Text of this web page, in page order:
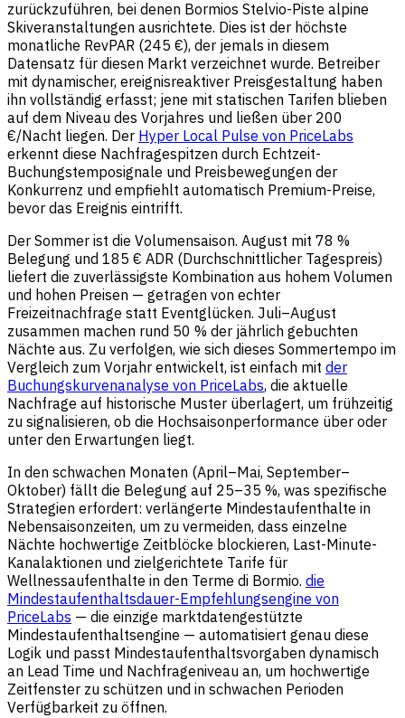
zurückzuführen, bei denen Bormios Stelvio-Piste alpine
Skiveranstaltungen ausrichtete. Dies ist der höchste
monatliche RevPAR (245 €), der jemals in diesem
Datensatz für diesen Markt verzeichnet wurde. Betreiber
mit dynamischer, ereignisreaktiver Preisgestaltung haben
ihn vollständig erfasst; jene mit statischen Tarifen blieben
auf dem Niveau des Vorjahres und ließen über 200
€/Nacht liegen. Der Hyper Local Pulse von PriceLabs
erkennt diese Nachfragespitzen durch Echtzeit-
Buchungstemposignale und Preisbewegungen der
Konkurrenz und empfiehlt automatisch Premium-Preise,
bevor das Ereignis eintrifft.
Der Sommer ist die Volumensaison. August mit 78 %
Belegung und 185 € ADR (Durchschnittlicher Tagespreis)
liefert die zuverlässigste Kombination aus hohem Volumen
und hohen Preisen — getragen von echter
Freizeitnachfrage statt Eventglücken. Juli–August
zusammen machen rund 50 % der jährlich gebuchten
Nächte aus. Zu verfolgen, wie sich dieses Sommertempo im
Vergleich zum Vorjahr entwickelt, ist einfach mit der
Buchungskurvenanalyse von PriceLabs, die aktuelle
Nachfrage auf historische Muster überlagert, um frühzeitig
zu signalisieren, ob die Hochsaisonperformance über oder
unter den Erwartungen liegt.
In den schwachen Monaten (April–Mai, September–
Oktober) fällt die Belegung auf 25–35 %, was spezifische
Strategien erfordert: verlängerte Mindestaufenthalte in
Nebensaisonzeiten, um zu vermeiden, dass einzelne
Nächte hochwertige Zeitblöcke blockieren, Last-Minute-
Kanalaktionen und zielgerichtete Tarife für
Wellnessaufenthalte in den Terme di Bormio. die
Mindestaufenthaltsdauer-Empfehlungsengine von
PriceLabs — die einzige marktdatengestützte
Mindestaufenthaltsengine — automatisiert genau diese
Logik und passt Mindestaufenthaltsvorgaben dynamisch
an Lead Time und Nachfrageniveau an, um hochwertige
Zeitfenster zu schützen und in schwachen Perioden
Verfügbarkeit zu öffnen.